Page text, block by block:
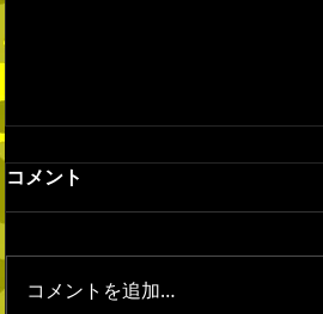
6月14日の試合結果
6月14日（日） 埼玉県3部リーグ
1-1 後半1-1 下位同士の直接対決
で負ければかなり厳しい状況にな
コメント
コメントを追加…